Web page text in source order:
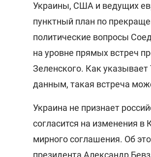
Украины, США и ведущих
пунктный план по
политические вопросы
на уровне прямых встреч
Зеленского. Как
данным, такая встреча
Украина не признает
согласится на изменения
мирного соглашения. Об
президента Александр